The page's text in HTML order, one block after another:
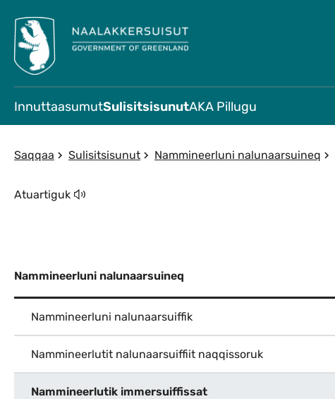
InnuttaasumutSulisitsisunutAKA Pillugu
Saqqaa Sulisitsisunut Nammineerluni nalunaarsuineq
Atuartiguk
Nammineerluni nalunaarsuineq
Nammineerluni nalunaarsuiffik
Nammineerlutit nalunaarsuiffiit naqqissoruk
Nammineerlutik immersuiffissat